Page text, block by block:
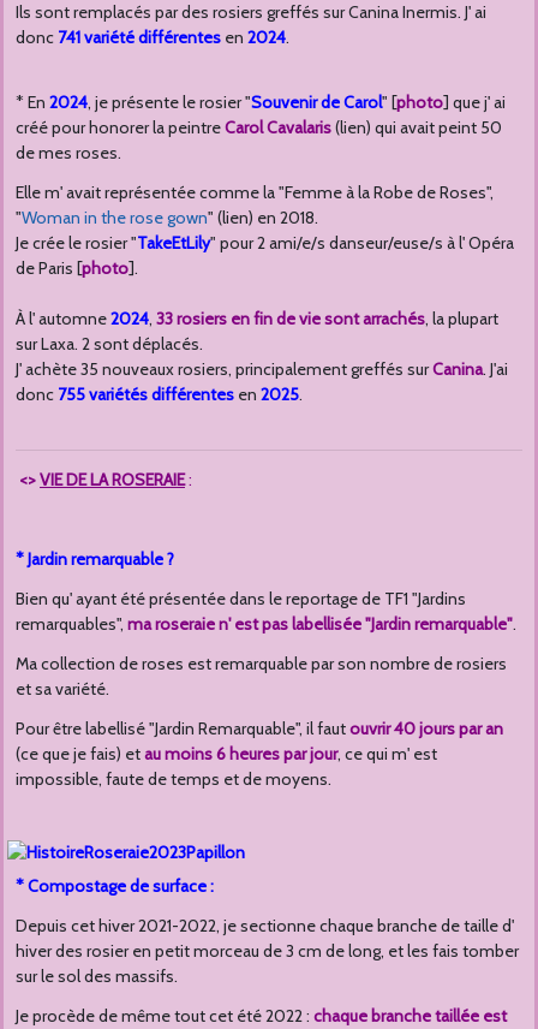
Ils sont remplacés par des rosiers greffés sur Canina Inermis. J' ai
donc 741 variété différentes en 2024.
* En 2024, je présente le rosier "Souvenir de Carol" [photo] que j' ai
créé pour honorer la peintreCarol Cavalaris(lien) qui avait peint 50
de mes roses.
Elle m' avait représentée comme la "Femme à la Robe de Roses",
"Woman in the rose gown" (lien) en 2018.
Je crée le rosier "TakeEtLily" pour 2 ami/e/s danseur/euse/s à l' Opéra
de Paris [photo].
À l' automne2024, 33 rosiers en fin de vie sont arrachés, la plupart
sur Laxa. 2 sont déplacés.
J' achète 35 nouveaux rosiers, principalement greffés surCanina. J'ai
donc 755 variétés différentes en 2025.
<>VIE DE LA ROSERAIE:
* Jardin remarquable ?
Bien qu' ayant été présentée dans le reportage de TF1 "Jardins
remarquables", ma roseraie n' est pas labellisée "Jardin remarquable".
Ma collection de roses est remarquable par son nombre de rosiers
et sa variété.
Pour être labellisé "Jardin Remarquable", il fautouvrir 40 jours par an
(ce que je fais) etau moins 6 heures par jour, ce qui m' est
impossible, faute de temps et de moyens.
* Compostage de surface :
Depuis cet hiver 2021-2022, je sectionne chaque branche de taille d'
hiver des rosier en petit morceau de 3 cm de long, et les fais tomber
sur le sol des massifs.
Je procède de même tout cet été 2022 : chaque branche taillée est